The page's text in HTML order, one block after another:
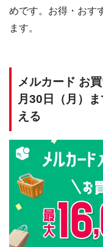
めです。お得・おす
ます。
メルカード お
月30日（月）
える